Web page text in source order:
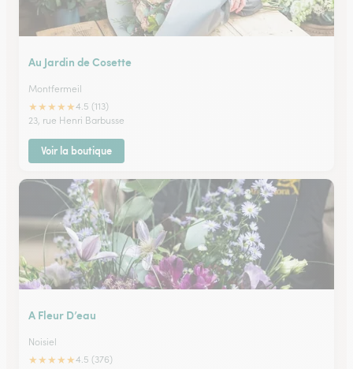
Au Jardin de Cosette
Montfermeil
★★★★★4.5 (113)
23, rue Henri Barbusse
Voir la boutique
A Fleur D’eau
Noisiel
★★★★★4.5 (376)